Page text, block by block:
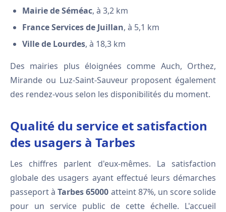
Mairie de Séméac, à 3,2 km
France Services de Juillan, à 5,1 km
Ville de Lourdes, à 18,3 km
Des mairies plus éloignées comme Auch, Orthez,
Mirande ou Luz-Saint-Sauveur proposent également
des rendez-vous selon les disponibilités du moment.
Qualité du service et satisfaction
des usagers à Tarbes
Les chiffres parlent d'eux-mêmes. La satisfaction
globale des usagers ayant effectué leurs démarches
passeport àTarbes 65000 atteint 87%, un score solide
pour un service public de cette échelle. L'accueil